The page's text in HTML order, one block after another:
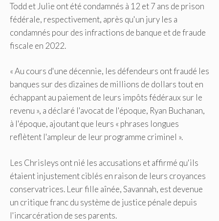
Todd et Julie ont été condamnés à 12 et 7 ans de prison
fédérale, respectivement, après qu'un jury les a
condamnés pour des infractions de banque et de fraude
fiscale en 2022.
« Au cours d'une décennie, les défendeurs ont fraudé les
banques sur des dizaines de millions de dollars tout en
échappant au paiement de leurs impôts fédéraux sur le
revenu », a déclaré l'avocat de l'époque, Ryan Buchanan,
à l'époque, ajoutant que leurs « phrases longues
reflètent l'ampleur de leur programme criminel ».
Les Chrisleys ont nié les accusations et affirmé qu'ils
étaient injustement ciblés en raison de leurs croyances
conservatrices. Leur fille aînée, Savannah, est devenue
un critique franc du système de justice pénale depuis
l'incarcération de ses parents.